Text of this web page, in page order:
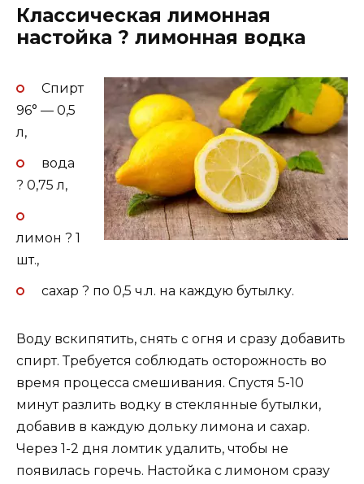
Классическая лимонная
настойка ? лимонная водка
Спирт
96° — 0,5
л,
вода
? 0,75 л,
лимон ? 1
шт.,
сахар ? по 0,5 ч.л. на каждую бутылку.
Воду вскипятить, снять с огня и сразу добавить
спирт. Требуется соблюдать осторожность во
время процесса смешивания. Спустя 5-10
минут разлить водку в стеклянные бутылки,
добавив в каждую дольку лимона и сахар.
Через 1-2 дня ломтик удалить, чтобы не
появилась горечь. Настойка с лимоном сразу